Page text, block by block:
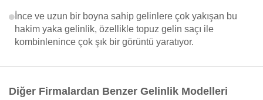
İnce ve uzun bir boyna sahip gelinlere çok yakışan bu
hakim yaka gelinlik, özellikle topuz gelin saçı ile
kombinlenince çok şık bir görüntü yaratıyor.
Diğer Firmalardan Benzer Gelinlik Modelleri